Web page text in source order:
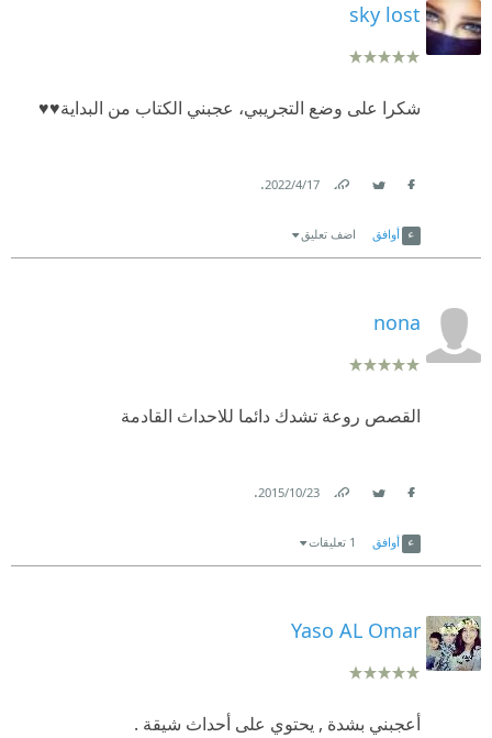
sky lost
شكرا على وضع التجريبي، عجبني الكتاب من البداية♥️♥️
17‏/4‏/2022
.
أوافق اضف تعليق
nona
القصص روعة تشدك دائما للاحداث القادمة
23‏/10‏/2015
.
أوافق 1 تعليقات
Yaso AL Omar
أعجبني بشدة , يحتوي على أحداث شيقة .